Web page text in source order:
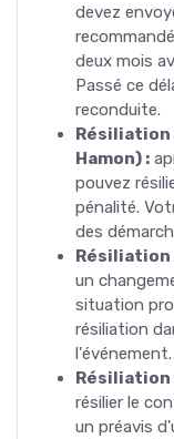
devez
deux mois
Passé ce
reconduite.
Résiliation
Hamon) :
pouvez
pénalité.
des
Résiliation
un
situation
résiliation
l'événement.
résilier le
un préavis